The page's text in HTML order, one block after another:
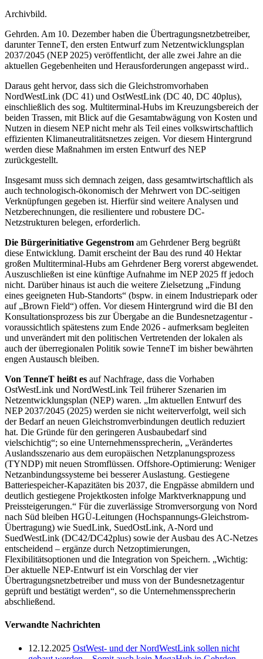
Archivbild.
Gehrden. Am 10. Dezember haben die Übertragungsnetzbetreiber,
darunter TenneT, den ersten Entwurf zum Netzentwicklungsplan
2037/2045 (NEP 2025) veröffentlicht, der alle zwei Jahre an die
aktuellen Gegebenheiten und Herausforderungen angepasst wird..
Daraus geht hervor, dass sich die Gleichstromvorhaben
NordWestLink (DC 41) und OstWestLink (DC 40, DC 40plus),
einschließlich des sog. Multiterminal-Hubs im Kreuzungsbereich der
beiden Trassen, mit Blick auf die Gesamtabwägung von Kosten und
Nutzen in diesem NEP nicht mehr als Teil eines volkswirtschaftlich
effizienten Klimaneutralitätsnetzes zeigen. Vor diesem Hintergrund
werden diese Maßnahmen im ersten Entwurf des NEP
zurückgestellt.
Insgesamt muss sich demnach zeigen, dass gesamtwirtschaftlich als
auch technologisch-ökonomisch der Mehrwert von DC-seitigen
Verknüpfungen gegeben ist. Hierfür sind weitere Analysen und
Netzberechnungen, die resilientere und robustere DC-
Netzstrukturen belegen, erforderlich.
Die Bürgerinitiative Gegenstrom am Gehrdener Berg begrüßt
diese Entwicklung. Damit erscheint der Bau des rund 40 Hektar
großen Multiterminal-Hubs am Gehrdener Berg vorerst abgewendet.
Auszuschließen ist eine künftige Aufnahme im NEP 2025 ff jedoch
nicht. Darüber hinaus ist auch die weitere Zielsetzung „Findung
eines geeigneten Hub-Standorts“ (bspw. in einem Industriepark oder
auf „Brown Field“) offen. Vor diesem Hintergrund wird die BI den
Konsultationsprozess bis zur Übergabe an die Bundesnetzagentur -
voraussichtlich spätestens zum Ende 2026 - aufmerksam begleiten
und unverändert mit den politischen Vertretenden der lokalen als
auch der überregionalen Politik sowie TenneT im bisher bewährten
engen Austausch bleiben.
Von TenneT heißt es auf Nachfrage, dass die Vorhaben
OstWestLink und NordWestLink Teil früherer Szenarien im
Netzentwicklungsplan (NEP) waren. „Im aktuellen Entwurf des
NEP 2037/2045 (2025) werden sie nicht weiterverfolgt, weil sich
der Bedarf an neuen Gleichstromverbindungen deutlich reduziert
hat. Die Gründe für den geringeren Ausbaubedarf sind
vielschichtig“; so eine Unternehmenssprecherin, „Verändertes
Auslandsszenario aus dem europäischen Netzplanungsprozess
(TYNDP) mit neuen Stromflüssen. Offshore-Optimierung: Weniger
Netzanbindungssysteme bei besserer Auslastung. Gestiegene
Batteriespeicher-Kapazitäten bis 2037, die Engpässe abmildern und
deutlich gestiegene Projektkosten infolge Marktverknappung und
Preissteigerungen.“ Für die zuverlässige Stromversorgung von Nord
nach Süd bleiben HGÜ-Leitungen (Hochspannungs-Gleichstrom-
Übertragung) wie SuedLink, SuedOstLink, A-Nord und
SuedWestLink (DC42/DC42plus) sowie der Ausbau des AC-Netzes
entscheidend – ergänze durch Netzoptimierungen,
Flexibilitätsoptionen und die Integration von Speichern. „Wichtig:
Der aktuelle NEP-Entwurf ist ein Vorschlag der vier
Übertragungsnetzbetreiber und muss von der Bundesnetzagentur
geprüft und bestätigt werden“, so die Unternehmenssprecherin
abschließend.
Verwandte Nachrichten
12.12.2025 OstWest- und der NordWestLink sollen nicht